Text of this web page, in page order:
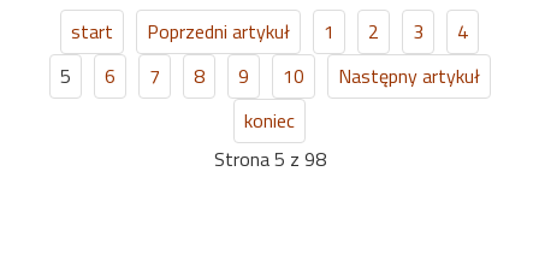
start
Poprzedni artykuł 1 2 3
4
5
6 7 8 9 10
Następny artykuł
koniec
Strona 5 z 98